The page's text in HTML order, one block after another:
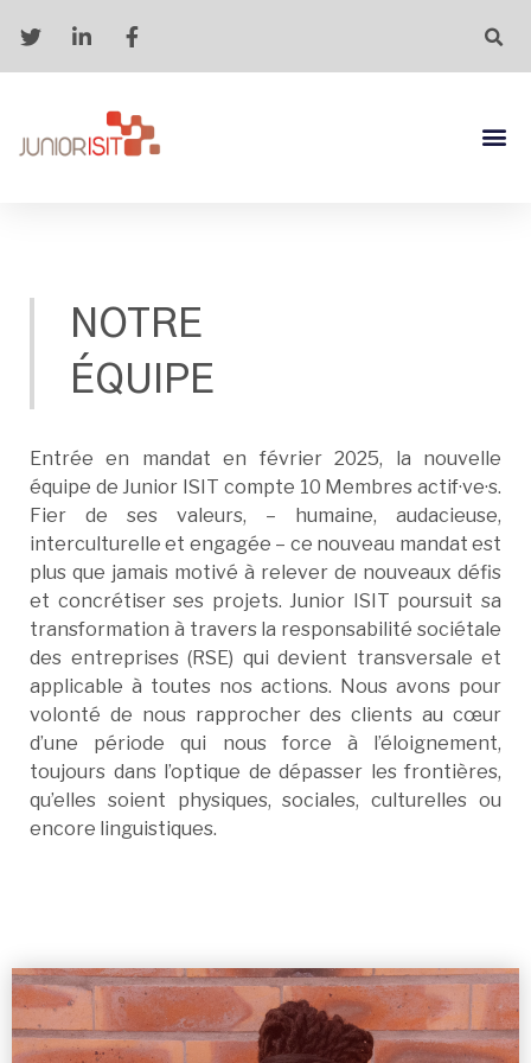
NOTRE
ÉQUIPE
Entrée en mandat en février 2025, la nouvelle
équipe de Junior ISIT compte 10 Membres actif·ve·s.
Fier de ses valeurs, – humaine, audacieuse,
interculturelle et engagée – ce nouveau mandat est
plus que jamais motivé à relever de nouveaux défis
et concrétiser ses projets. Junior ISIT poursuit sa
transformation à travers la responsabilité sociétale
des entreprises (RSE) qui devient transversale et
applicable à toutes nos actions. Nous avons pour
volonté de nous rapprocher des clients au cœur
d’une période qui nous force à l’éloignement,
toujours dans l’optique de dépasser les frontières,
qu’elles soient physiques, sociales, culturelles ou
encore linguistiques.